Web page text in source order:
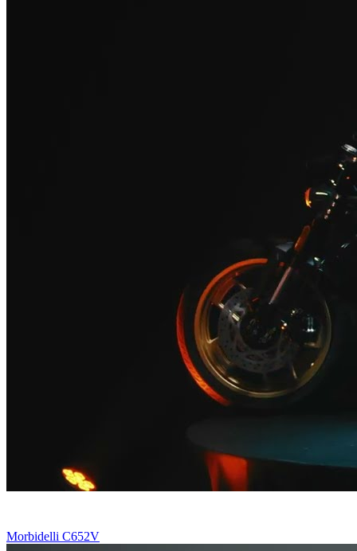
Morbidelli C652V